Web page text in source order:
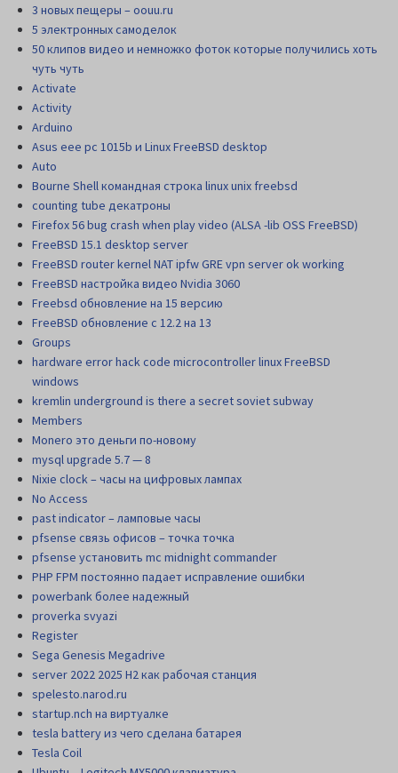
3 новых пещеры – oouu.ru
5 электронных самоделок
50 клипов видео и немножко фоток которые получились хоть
чуть чуть
Activate
Activity
Arduino
Asus eee pc 1015b и Linux FreeBSD desktop
Auto
Bourne Shell командная строка linux unix freebsd
counting tube декатроны
Firefox 56 bug crash when play video (ALSA -lib OSS FreeBSD)
FreeBSD 15.1 desktop server
FreeBSD router kernel NAT ipfw GRE vpn server ok working
FreeBSD настройка видео Nvidia 3060
Freebsd обновление на 15 версию
FreeBSD обновление с 12.2 на 13
Groups
hardware error hack code microcontroller linux FreeBSD
windows
kremlin underground is there a secret soviet subway
Members
Monero это деньги по-новому
mysql upgrade 5.7 — 8
Nixie clock – часы на цифровых лампах
No Access
past indicator – ламповые часы
pfsense связь офисов – точка точка
pfsense установить mc midnight commander
PHP FPM постоянно падает исправление ошибки
powerbank более надежный
proverka svyazi
Register
Sega Genesis Megadrive
server 2022 2025 H2 как рабочая станция
spelesto.narod.ru
startup.nch на виртуалке
tesla battery из чего сделана батарея
Tesla Coil